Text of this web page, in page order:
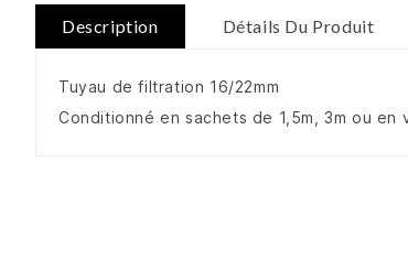
Description Détails Du Produit
Tuyau de filtration 16/22mm
Conditionné en sachets de 1,5m, 3m ou en